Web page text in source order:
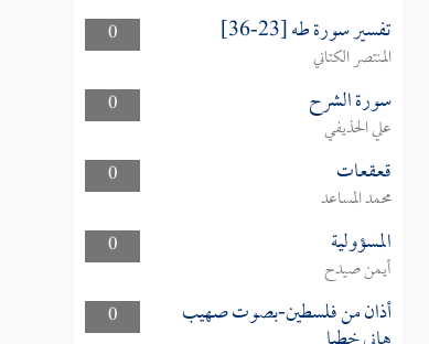
0
تفسير سورة طه [23-36]
المنتصر الكتاني
0
سورة الشرح
علي الحذيفي
0
قعقعات
محمد المساعد
0
المسؤولية
أيمن صيدح
0
أذان من فلسطين-بصوت صهيب